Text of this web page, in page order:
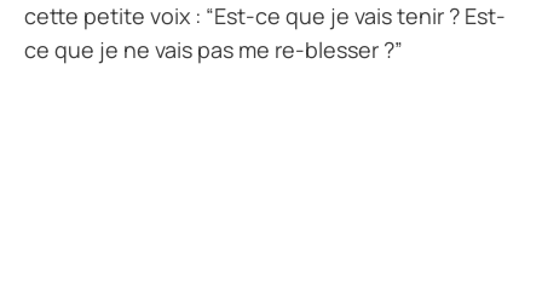
cette petite voix : “Est-ce que je vais tenir ? Est-
ce que je ne vais pas me re-blesser ?”